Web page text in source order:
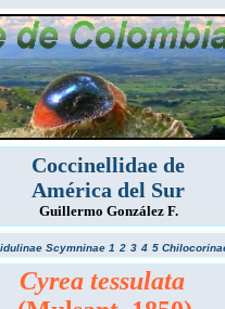
Coccinellidae de
América del Sur
Guillermo González F.
Scymninae 1 2 3 4 5
Cyrea tessulata